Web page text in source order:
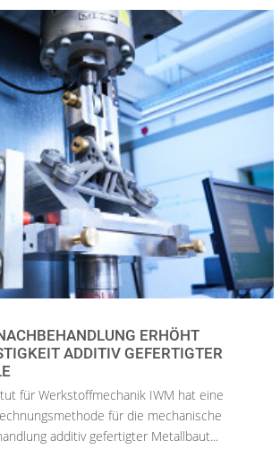
ERHÖHT
ADDITIV GEFERTIGTER
für Werkstoffmechanik IWM hat eine
für die mechanische
additiv gefertigter Metallbaut...